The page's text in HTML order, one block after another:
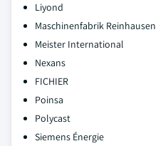
Liyond
Maschinenfabrik Reinhausen
Meister International
Nexans
FICHIER
Poinsa
Polycast
Siemens Énergie